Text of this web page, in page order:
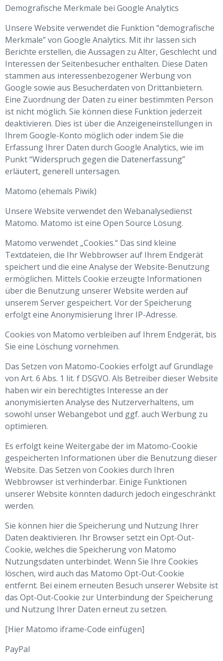
Demografische Merkmale bei Google Analytics
Unsere Website verwendet die Funktion “demografische
Merkmale” von Google Analytics. Mit ihr lassen sich
Berichte erstellen, die Aussagen zu Alter, Geschlecht und
Interessen der Seitenbesucher enthalten. Diese Daten
stammen aus interessenbezogener Werbung von
Google sowie aus Besucherdaten von Drittanbietern.
Eine Zuordnung der Daten zu einer bestimmten Person
ist nicht möglich. Sie können diese Funktion jederzeit
deaktivieren. Dies ist über die Anzeigeneinstellungen in
Ihrem Google-Konto möglich oder indem Sie die
Erfassung Ihrer Daten durch Google Analytics, wie im
Punkt “Widerspruch gegen die Datenerfassung”
erläutert, generell untersagen.
Matomo (ehemals Piwik)
Unsere Website verwendet den Webanalysedienst
Matomo. Matomo ist eine Open Source Lösung.
Matomo verwendet „Cookies.“ Das sind kleine
Textdateien, die Ihr Webbrowser auf Ihrem Endgerät
speichert und die eine Analyse der Website-Benutzung
ermöglichen. Mittels Cookie erzeugte Informationen
über die Benutzung unserer Website werden auf
unserem Server gespeichert. Vor der Speicherung
erfolgt eine Anonymisierung Ihrer IP-Adresse.
Cookies von Matomo verbleiben auf Ihrem Endgerät, bis
Sie eine Löschung vornehmen.
Das Setzen von Matomo-Cookies erfolgt auf Grundlage
von Art. 6 Abs. 1 lit. f DSGVO. Als Betreiber dieser Website
haben wir ein berechtigtes Interesse an der
anonymisierten Analyse des Nutzerverhaltens, um
sowohl unser Webangebot und ggf. auch Werbung zu
optimieren.
Es erfolgt keine Weitergabe der im Matomo-Cookie
gespeicherten Informationen über die Benutzung dieser
Website. Das Setzen von Cookies durch Ihren
Webbrowser ist verhinderbar. Einige Funktionen
unserer Website könnten dadurch jedoch eingeschränkt
werden.
Sie können hier die Speicherung und Nutzung Ihrer
Daten deaktivieren. Ihr Browser setzt ein Opt-Out-
Cookie, welches die Speicherung von Matomo
Nutzungsdaten unterbindet. Wenn Sie Ihre Cookies
löschen, wird auch das Matomo Opt-Out-Cookie
entfernt. Bei einem erneuten Besuch unserer Website ist
das Opt-Out-Cookie zur Unterbindung der Speicherung
und Nutzung Ihrer Daten erneut zu setzen.
[Hier Matomo iframe-Code einfügen]
PayPal